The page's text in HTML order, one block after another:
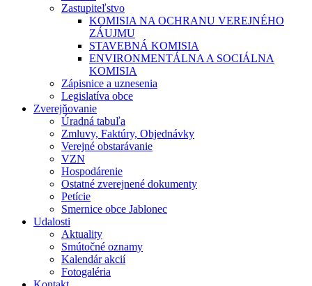
Zastupiteľstvo
KOMISIA NA OCHRANU VEREJNÉHO
ZÁUJMU
STAVEBNÁ KOMISIA
ENVIRONMENTÁLNA A SOCIÁLNA
KOMISIA
Zápisnice a uznesenia
Legislatíva obce
Zverejňovanie
Úradná tabuľa
Zmluvy, Faktúry, Objednávky
Verejné obstarávanie
VZN
Hospodárenie
Ostatné zverejnené dokumenty
Petície
Smernice obce Jablonec
Udalosti
Aktuality
Smútočné oznamy
Kalendár akcií
Fotogaléria